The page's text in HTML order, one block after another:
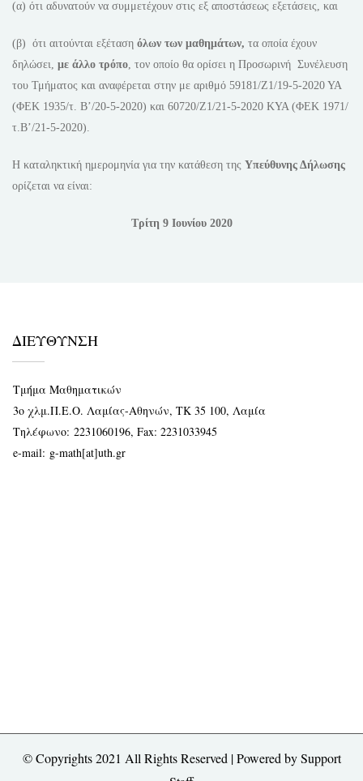
(α) ότι αδυνατούν να συμμετέχουν στις εξ αποστάσεως εξετάσεις, και
(β) ότι αιτούνται εξέταση όλων των μαθημάτων, τα οποία έχουν
δηλώσει, με άλλο τρόπο, τον οποίο θα ορίσει η Προσωρινή Συνέλευση
του Τμήματος και αναφέρεται στην με αριθμό 59181/Ζ1/19-5-2020 ΥΑ
(ΦΕΚ 1935/τ. Β’/20-5-2020) και 60720/Ζ1/21-5-2020 ΚΥΑ (ΦΕΚ 1971/
τ.Β’/21-5-2020).
Η καταληκτική ημερομηνία για την κατάθεση της Υπεύθυνης Δήλωσης
ορίζεται να είναι:
Tρίτη 9 Ιουνίου 2020
ΔΙΕΥΘΥΝΣΗ
Τμήμα Μαθηματικών
3ο χλμ.Π.Ε.Ο. Λαμίας-Αθηνών, ΤΚ 35 100, Λαμία
Τηλέφωνο: 2231060196, Fax: 2231033945
e-mail: g-math[at]uth.gr
© Copyrights 2021 All Rights Reserved | Powered bySupport